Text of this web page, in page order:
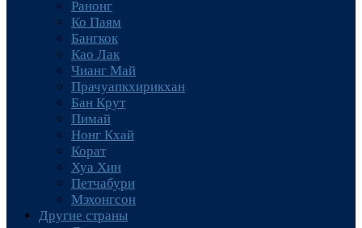
Ранонг
Ко Паям
Бангкок
Као Лак
Чианг Май
Прачуапкхирикхан
Бан Крут
Пимай
Нонг Кхай
Корат
Хуа Хин
Петчабури
Мэхонгсон
Другие страны